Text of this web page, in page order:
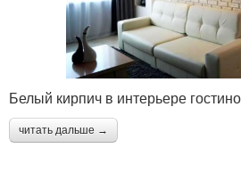
Белый кирпич в интерьере
читать дальше →